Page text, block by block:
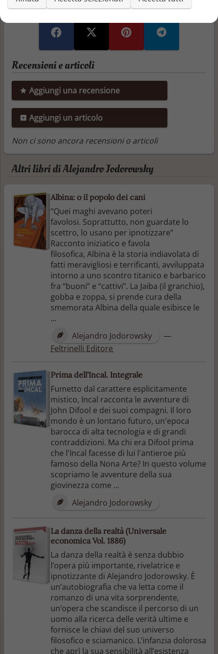
Recensioni e articoli
Aggiungi una recensione
Aggiungi un articolo
Non ci sono ancora recensioni o articoli
Altri libri di Alejandro Jodorowsky
Albina: o il popolo dei cani
“Quei maghi avevano poteri
favolosi. Soprattutto, non guardate lo
scettro, lo usano per ipnotizzare”
Racconto iniziatico e favola
filosofica, Albina è la storia indiavolata di
fatti meravigliosi e terrificanti, avviluppata
intorno a uno scontro titanico e barbarico
fra “buoni” e “cattivi”. La Jaiba (il granchio),
gobba e zoppa, si prende cura della
smemorata Albina della quale esibisce le
...
Alejandro Jodorowsky
—
Feltrinelli Editore
Prima dell'Incal. Integrale
Fumetto dal carattere esplicitamente
mistico, Incal racconta le avventure di
John Difool e dei suoi compagni. Il loro
mondo è un lontano futuro, un'epoca
barocca di alta tecnologia e di grandi
contraddizioni. Ma chi era Difool prima
che l'Incal facesse di lui l'antieroe più
famoso della Nona Arte? In questo volume
scopriamo le avventure della sua
giovinezza come ...
Alejandro Jodorowsky
La danza della realtà (Universale
economica Vol. 1886)
La danza della realtà è senza dubbio
l’opera più importante, rivelatrice e
ipnotizzante di Alejandro Jodorowsky. È
un’autobiografia che va letta come il
romanzo di una vita sorprendente,
un’opera che scandisce il percorso di un
uomo alla ricerca delle verità ultime e
fornisce le chiavi del suo universo
filosofico e sciamanico. L’infanzia dolorosa
che aprì la sua sensibilità all’esistenza